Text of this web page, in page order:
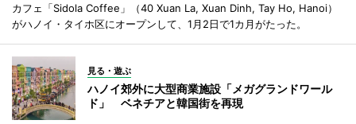
カフェ「Sidola Coffee」（40 Xuan La, Xuan Dinh, Tay Ho, Hanoi）
がハノイ・タイホ区にオープンして、1月2日で1カ月がたった。
見る・遊ぶ
ハノイ郊外に大型商業施設「メガグランドワール
ド」 ベネチアと韓国街を再現